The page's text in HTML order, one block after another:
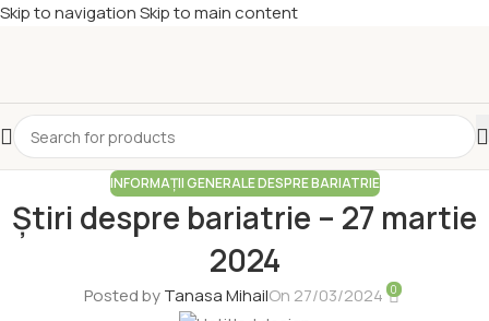
Skip to navigationSkip to main content
INFORMAȚII GENERALE DESPRE BARIATRIE
Știri despre bariatrie – 27 martie
2024
Posted byTanasa MihailOn 27/03/2024 0